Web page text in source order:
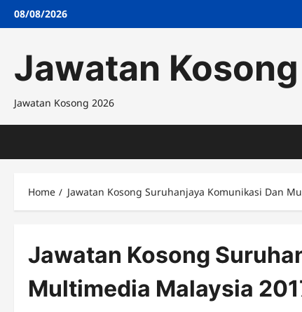
Skip08/08/2026
Jawatan
Jawatan Kosong 2026
Home Jawatan Kosong Suruhanjaya Komunikasi Dan
Jawatan Kosong
Multimedia Malaysia